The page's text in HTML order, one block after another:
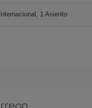
1 Asiento